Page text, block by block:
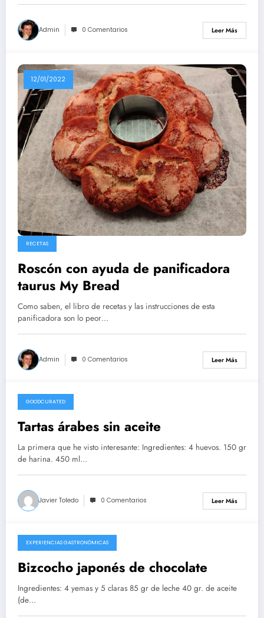
Admin 0 Comentarios Leer Más
12/01/2022
RECETAS
Roscón con ayuda de panificadora
taurus My Bread
Como saben, el libro de recetas y las instrucciones de esta
panificadora son lo peor…
Admin 0 Comentarios Leer Más
21/02/2021
GOODCURATED
Tartas árabes sin aceite
La primera que he visto interesante: Ingredientes: 4 huevos. 150 gr
de harina. 450 ml…
Javier Toledo 0 Comentarios Leer Más
10/08/2020
EXPERIENCIAS GASTRONÓMICAS
Bizcocho japonés de chocolate
Ingredientes: 4 yemas y 5 claras 85 gr de leche 40 gr. de aceite
(de…